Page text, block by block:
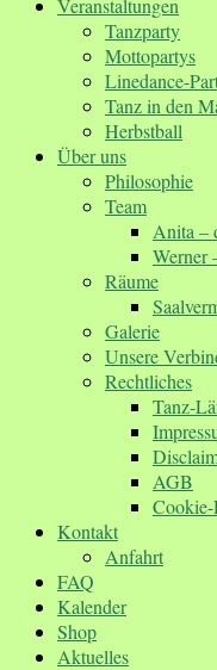
Veranstaltungen
Tanzparty
Mottopartys
Linedance-
Tanz in den
Herbstball
Über uns
Philosophie
Team
Anita –
Werner
Räume
Galerie
Unsere
Rechtliches
Tanz-
AGB
Kontakt
Anfahrt
FAQ
Kalender
Shop
Aktuelles